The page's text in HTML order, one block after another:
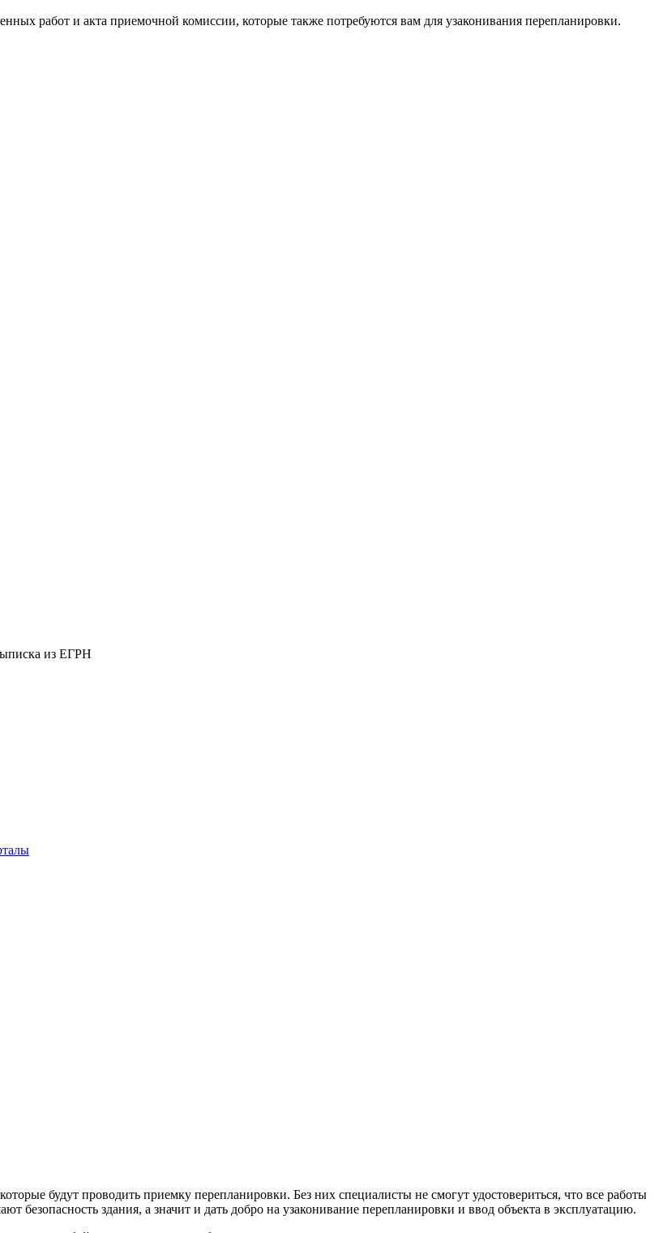
работ и акта приемочной комиссии, которые также потребуются вам для узаконивания перепланировки.
из ЕГРН
будут проводить приемку перепланировки. Без них специалисты не смогут удостовериться, что все работы
безопасность здания, а значит и дать добро на узаконивание перепланировки и ввод объекта в эксплуатацию.